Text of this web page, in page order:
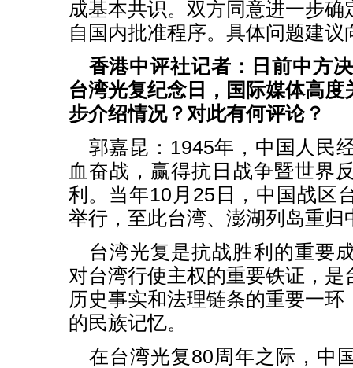
成基本共识。双方同意进一步
自国内批准程序。具体问题建
香港中评社记者：日前中方
台湾光复纪念日，国际媒体高
步介绍情况？对此有何评论？
郭嘉昆：1945年，中国人民
血奋战，赢得抗日战争暨世界
利。当年10月25日，中国战区
举行，至此台湾、澎湖列岛重归
台湾光复是抗战胜利的重要
对台湾行使主权的重要铁证，是
历史事实和法理链条的重要一
的民族记忆。
在台湾光复80周年之际，中